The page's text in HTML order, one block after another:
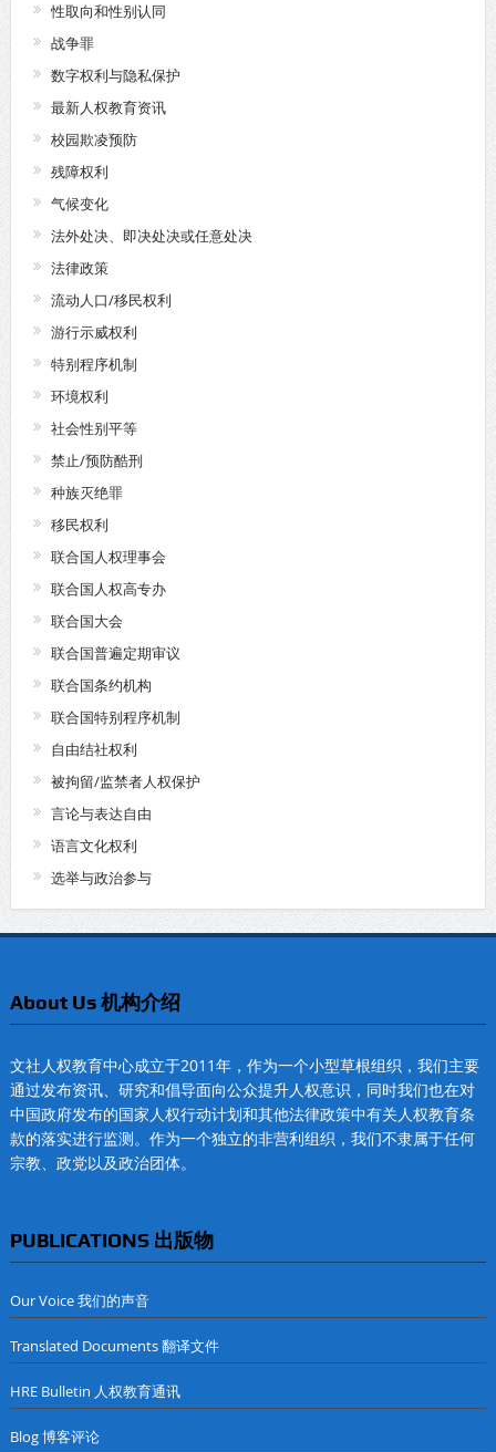
性取向和性别认同
战争罪
数字权利与隐私保护
最新人权教育资讯
校园欺凌预防
残障权利
气候变化
法外处决、即决处决或任意处决
法律政策
流动人口/移民权利
游行示威权利
特别程序机制
环境权利
社会性别平等
禁止/预防酷刑
种族灭绝罪
移民权利
联合国人权理事会
联合国人权高专办
联合国大会
联合国普遍定期审议
联合国条约机构
联合国特别程序机制
自由结社权利
被拘留/监禁者人权保护
言论与表达自由
语言文化权利
选举与政治参与
About Us 机构介绍
文社人权教育中心成立于2011年，作为一个小型草根组织，我们主要
通过发布资讯、研究和倡导面向公众提升人权意识，同时我们也在对
中国政府发布的国家人权行动计划和其他法律政策中有关人权教育条
款的落实进行监测。作为一个独立的非营利组织，我们不隶属于任何
宗教、政党以及政治团体。
PUBLICATIONS 出版物
Our Voice 我们的声音
Translated Documents 翻译文件
HRE Bulletin 人权教育通讯
Blog 博客评论